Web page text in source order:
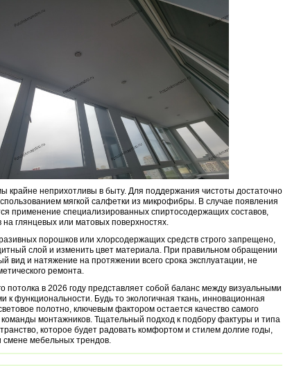
крайне неприхотливы в быту. Для поддержания чистоты достаточно
мягкой салфетки из микрофибры. В случае появления
применение специализированных спиртосодержащих составов,
глянцевых или матовых поверхностях.
порошков или хлорсодержащих средств строго запрещено,
слой и изменить цвет материала. При правильном обращении
вид и натяжение на протяжении всего срока эксплуатации, не
ремонта.
потолка в 2026 году представляет собой баланс между визуальными
к функциональности. Будь то экологичная ткань, инновационная
полотно, ключевым фактором остается качество самого
монтажников. Тщательный подход к подбору фактуры и типа
которое будет радовать комфортом и стилем долгие годы,
смене мебельных трендов.